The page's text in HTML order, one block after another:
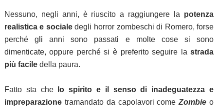
Nessuno, negli anni, è riuscito a raggiungere la potenza
realistica e socialedegli horror zombeschi di Romero, forse
perché gli anni sono passati e molte cose si sono
dimenticate, oppure perché si è preferito seguire la strada
più faciledella paura.
Fatto sta che
lo spirito e il senso di inadeguatezza e
impreparazione tramandato da capolavori comeZombie o